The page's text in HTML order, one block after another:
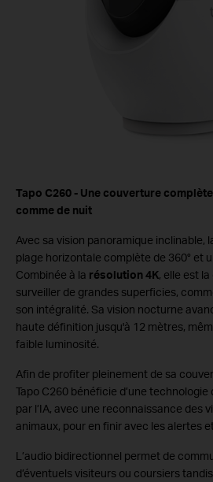
Tapo C260 - Une couverture
comme de nuit
Avec sa vision panoramique inclinable,
plage horizontale complète de 360° et
Combinée à la résolution 4K, elle est
surveiller de grandes superficies,
son intégralité. Sa vision nocturne
haute définition jusqu'à 12 mètres,
faible luminosité.
Afin de profiter pleinement de sa
Tapo C260 bénéficie d’une
par l’IA, avec une reconnaissance des
animaux, pour en finir avec les alertes
L’audio bidirectionnel permet de
d’éventuels visiteurs ou coursiers